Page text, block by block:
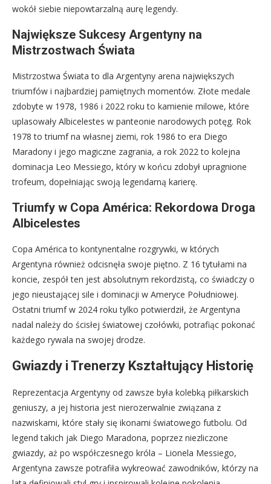
wokół siebie niepowtarzalną aurę legendy.
Największe Sukcesy Argentyny na
Mistrzostwach Świata
Mistrzostwa Świata to dla Argentyny arena największych
triumfów i najbardziej pamiętnych momentów. Złote medale
zdobyte w 1978, 1986 i 2022 roku to kamienie milowe, które
uplasowały Albicelestes w panteonie narodowych potęg. Rok
1978 to triumf na własnej ziemi, rok 1986 to era Diego
Maradony i jego magiczne zagrania, a rok 2022 to kolejna
dominacja Leo Messiego, który w końcu zdobył upragnione
trofeum, dopełniając swoją legendarną karierę.
Triumfy w Copa América: Rekordowa Droga
Albicelestes
Copa América to kontynentalne rozgrywki, w których
Argentyna również odcisnęła swoje piętno. Z 16 tytułami na
koncie, zespół ten jest absolutnym rekordzistą, co świadczy o
jego nieustającej sile i dominacji w Ameryce Południowej.
Ostatni triumf w 2024 roku tylko potwierdził, że Argentyna
nadal należy do ścisłej światowej czołówki, potrafiąc pokonać
każdego rywala na swojej drodze.
Gwiazdy i Trenerzy Kształtujący Historię
Reprezentacja Argentyny od zawsze była kolebką piłkarskich
geniuszy, a jej historia jest nierozerwalnie związana z
nazwiskami, które stały się ikonami światowego futbolu. Od
legend takich jak Diego Maradona, poprzez niezliczone
gwiazdy, aż po współczesnego króla – Lionela Messiego,
Argentyna zawsze potrafiła wykreować zawodników, którzy na